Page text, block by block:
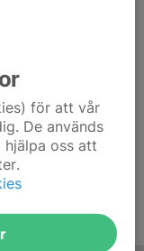
för att vår
De används
oss att